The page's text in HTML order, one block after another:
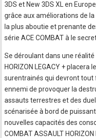
3DS et New 3DS XL en
grâce aux améliorations de
la plus aboutie et prenante
série ACE COMBAT à le
Se déroulant dans une réalité
HORIZON LEGACY +
surentrainés qui devront
ennemi de provoquer la
assauts terrestres et des
scénarisée à bord de
nouvelles capacités des
COMBAT ASSAULT